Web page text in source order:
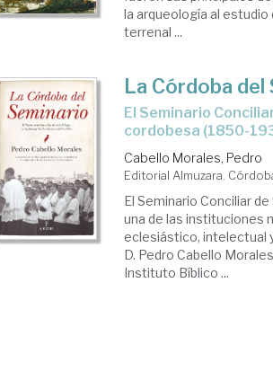
la arqueología al estudio
terrenal ...
La Córdoba del
el Seminario Conciliar de San Pelagio en la prensa local
cordobesa (1850-
Cabello Morales, Pedro
Editorial Almuzara.
El Seminario Conciliar
una de las instituciones
eclesiástico, intelectual
D. Pedro Cabello
Instituto Bíblico ...